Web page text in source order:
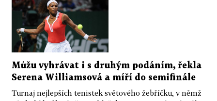
Můžu vyhrávat i s druhým podáním, řekla
Serena Williamsová a míří do semifinále
Turnaj nejlepších tenistek světového žebříčku, v němž